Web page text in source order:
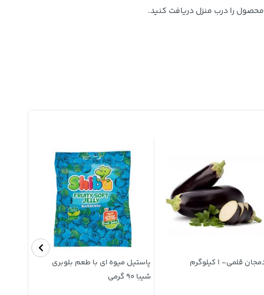
قلمی- 1 کیلوگرم
پاستیل میوه ای با طعم بلوبری
شیبا 90 گرمی